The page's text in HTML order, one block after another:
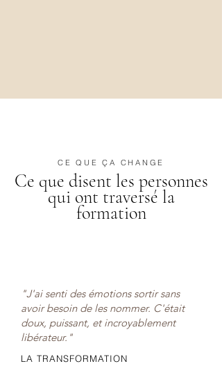
CE QUE ÇA CHANGE
Ce que disent les personnes
qui ont traversé la
formation
"J'ai senti des émotions sortir sans
avoir besoin de les nommer. C'était
doux, puissant, et incroyablement
libérateur."
LA TRANSFORMATION